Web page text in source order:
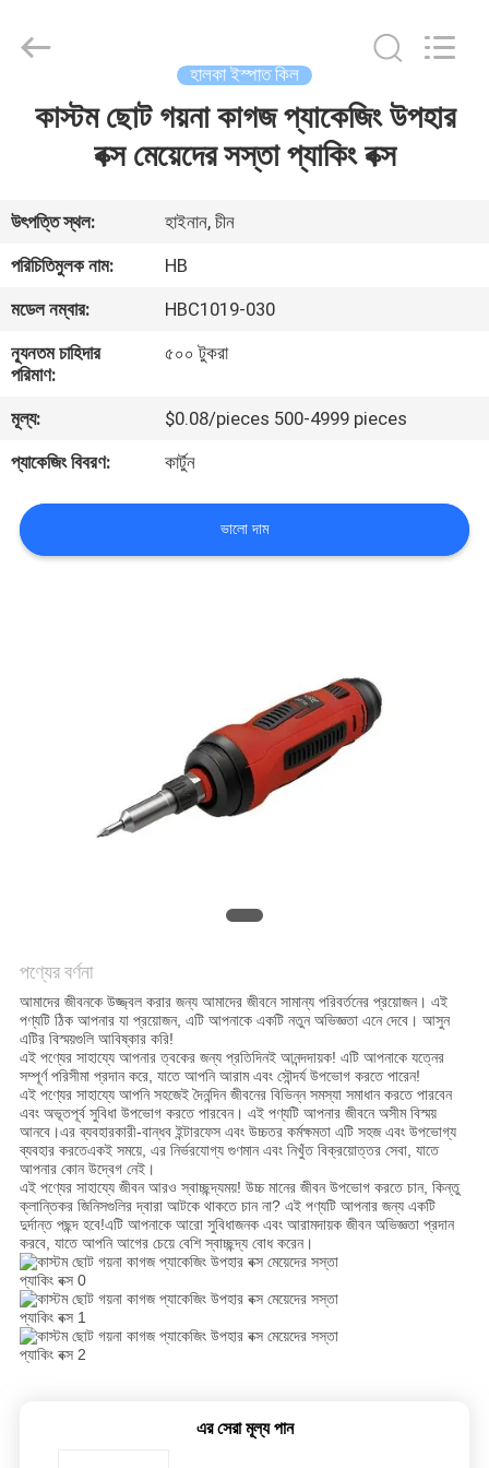
বাড়ি
আমাদের
সম্পর্কে
কারখানা
ভ্রমণ
মান
নিয়ন্ত্রণ
জন্য
আবেদন
সাইট
ম্যাপ
গোপনীয়তা
নীতি
হালকা ইস্পাত কিল
কাস্টম ছোট গয়না কাগজ প্যাকেজিং উপহার
বক্স মেয়েদের সস্তা প্যাকিং বক্স
উৎপত্তি স্থল:
হাইনান, চীন
পরিচিতিমুলক নাম:
HB
মডেল নম্বার:
HBC1019-030
ন্যূনতম চাহিদার
পরিমাণ:
৫০০ টুকরা
মূল্য:
$0.08/pieces 500-4999 pieces
প্যাকেজিং বিবরণ:
কার্টুন
ভালো দাম
পণ্যের বর্ণনা
আমাদের জীবনকে উজ্জ্বল করার জন্য আমাদের জীবনে সামান্য পরিবর্তনের প্রয়োজন। এই
পণ্যটি ঠিক আপনার যা প্রয়োজন, এটি আপনাকে একটি নতুন অভিজ্ঞতা এনে দেবে। আসুন
এটির বিস্ময়গুলি আবিষ্কার করি!
এই পণ্যের সাহায্যে আপনার ত্বকের জন্য প্রতিদিনই আনন্দদায়ক! এটি আপনাকে যত্নের
সম্পূর্ণ পরিসীমা প্রদান করে, যাতে আপনি আরাম এবং সৌন্দর্য উপভোগ করতে পারেন!
এই পণ্যের সাহায্যে আপনি সহজেই দৈনন্দিন জীবনের বিভিন্ন সমস্যা সমাধান করতে পারবেন
এবং অভূতপূর্ব সুবিধা উপভোগ করতে পারবেন। এই পণ্যটি আপনার জীবনে অসীম বিস্ময়
আনবে।এর ব্যবহারকারী-বান্ধব ইন্টারফেস এবং উচ্চতর কর্মক্ষমতা এটি সহজ এবং উপভোগ্য
ব্যবহার করতেএকই সময়ে, এর নির্ভরযোগ্য গুণমান এবং নিখুঁত বিক্রয়োত্তর সেবা, যাতে
আপনার কোন উদ্বেগ নেই।
এই পণ্যের সাহায্যে জীবন আরও স্বাচ্ছন্দ্যময়! উচ্চ মানের জীবন উপভোগ করতে চান, কিন্তু
ক্লান্তিকর জিনিসগুলির দ্বারা আটকে থাকতে চান না? এই পণ্যটি আপনার জন্য একটি
দুর্দান্ত পছন্দ হবে!এটি আপনাকে আরো সুবিধাজনক এবং আরামদায়ক জীবন অভিজ্ঞতা প্রদান
করবে, যাতে আপনি আগের চেয়ে বেশি স্বাচ্ছন্দ্য বোধ করেন।
এর সেরা মূল্য পান